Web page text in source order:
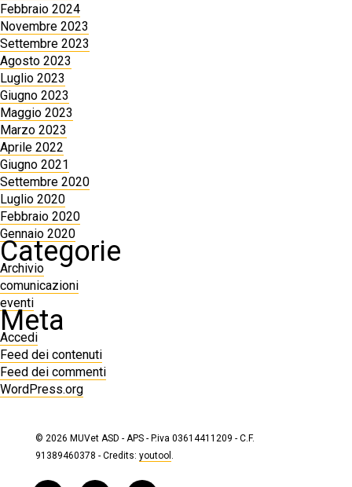
Febbraio 2024
Novembre 2023
Settembre 2023
Agosto 2023
Luglio 2023
Giugno 2023
Maggio 2023
Marzo 2023
Aprile 2022
Giugno 2021
Settembre 2020
Luglio 2020
Febbraio 2020
Gennaio 2020
Categorie
Archivio
comunicazioni
eventi
Meta
Accedi
Feed dei contenuti
Feed dei commenti
WordPress.org
© 2026 MUVet ASD - APS - P.iva 03614411209 - C.F.
91389460378 - Credits: youtool .